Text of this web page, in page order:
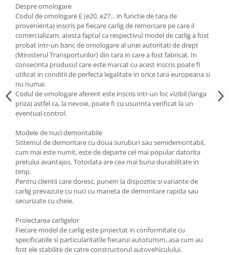
Carlige Renault
Carlige Seat
Carlige Skoda
Carlige SsangYong
Carlige Subaru
Carlige Suzuki
Carlige Tesla
Carlige Volkswagen
Carlige Volvo
Carlige Xpeng
Carlige Xpeng G6
Carlige Xpeng G9
Scut motor Volvo V90
Scut motor Volvo XC40
Scut motor Vw
Despre omologare
Codul de omologare E (e20, e27... in functie de tara de
provenienta) inscris pe fiecare carlig de remorcare pe care il
comercializam, atesta faptul ca respectivul model de carlig a fost
probat intr-un banc de omologare al unei autoritati de drept
(Ministerul Transporturilor) din tara in care a fost fabricat. In
consecinta produsul care este marcat cu acest inscris poate fi
utilizat in conditii de perfecta legalitate in orice tara europeana si
nu numai.
Codul de omologare aferent este inscris intr-un loc vizibil (langa
priza) astfel ca, la nevoie, poate fi cu usurinta verificat la un
eventual control.
Modele de nuci demontabile
Sistemul de demontare cu doua suruburi sau semidemontabil,
cum mai este numit, este de departe cel mai popular datorita
pretului avantajos. Totodata are cea mai buna durabilitate in
timp.
Pentru clientii care doresc, punem la dispozitie si variante de
carlig prevazute cu nuci cu maneta de demontare rapida sau
securizate cu cheie.
Proiectarea carligelor
Fiecare model de carlig este proiectat in conformitate cu
specificatiile si particularitatile fiecarui autoturism, asa cum au
fost ele stabilite de catre constructorul autovehiculului.